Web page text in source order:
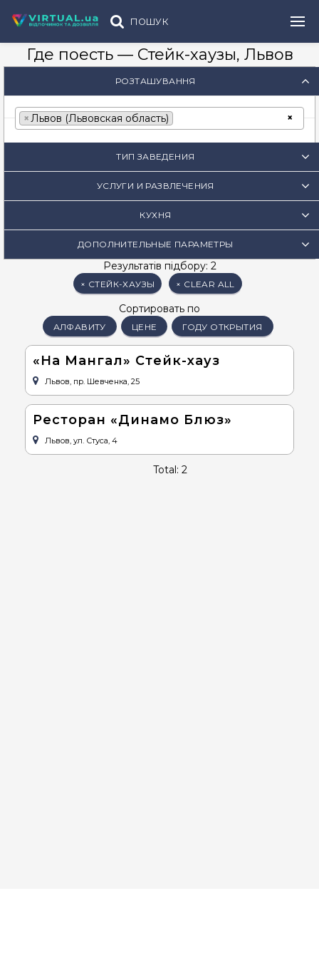
ПОШУК
Где поесть — Стейк-хаузы, Львов
РОЗТАШУВАННЯ
×
×Львов (Львовская область)
ТИП ЗАВЕДЕНИЯ
УСЛУГИ И РАЗВЛЕЧЕНИЯ
КУХНЯ
ДОПОЛНИТЕЛЬНЫЕ ПАРАМЕТРЫ
Результатів підбору: 2
× СТЕЙК-ХАУЗЫ × CLEAR ALL
Сортировать по
АЛФАВИТУ ЦЕНЕ ГОДУ ОТКРЫТИЯ
«На Мангал» Стейк-хауз
Львов, пр. Шевченка, 25
Ресторан «Динамо Блюз»
Львов, ул. Стуса, 4
Total: 2